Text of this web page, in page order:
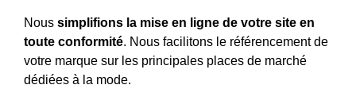
Nous simplifions la mise en ligne de votre site en
toute conformité. Nous facilitons le référencement de
votre marque sur les principales places de marché
dédiées à la mode.